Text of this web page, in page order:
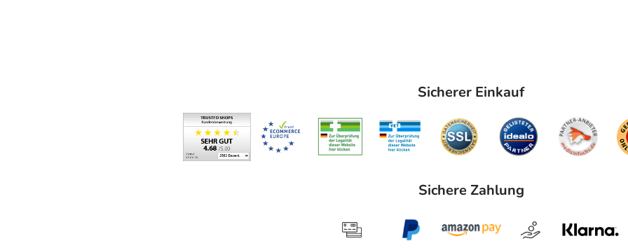
Sicherer Einkauf
Sichere Zahlung